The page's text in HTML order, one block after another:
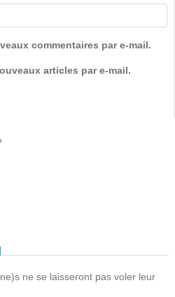
commentaires par e-mail.
articles par e-mail.
ne se laisseront pas voler leur